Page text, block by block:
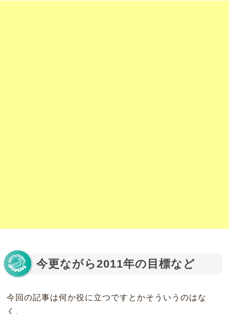
今更ながら2011年の目標など
今回の記事は何か役に立つですとかそういうのはな
く、